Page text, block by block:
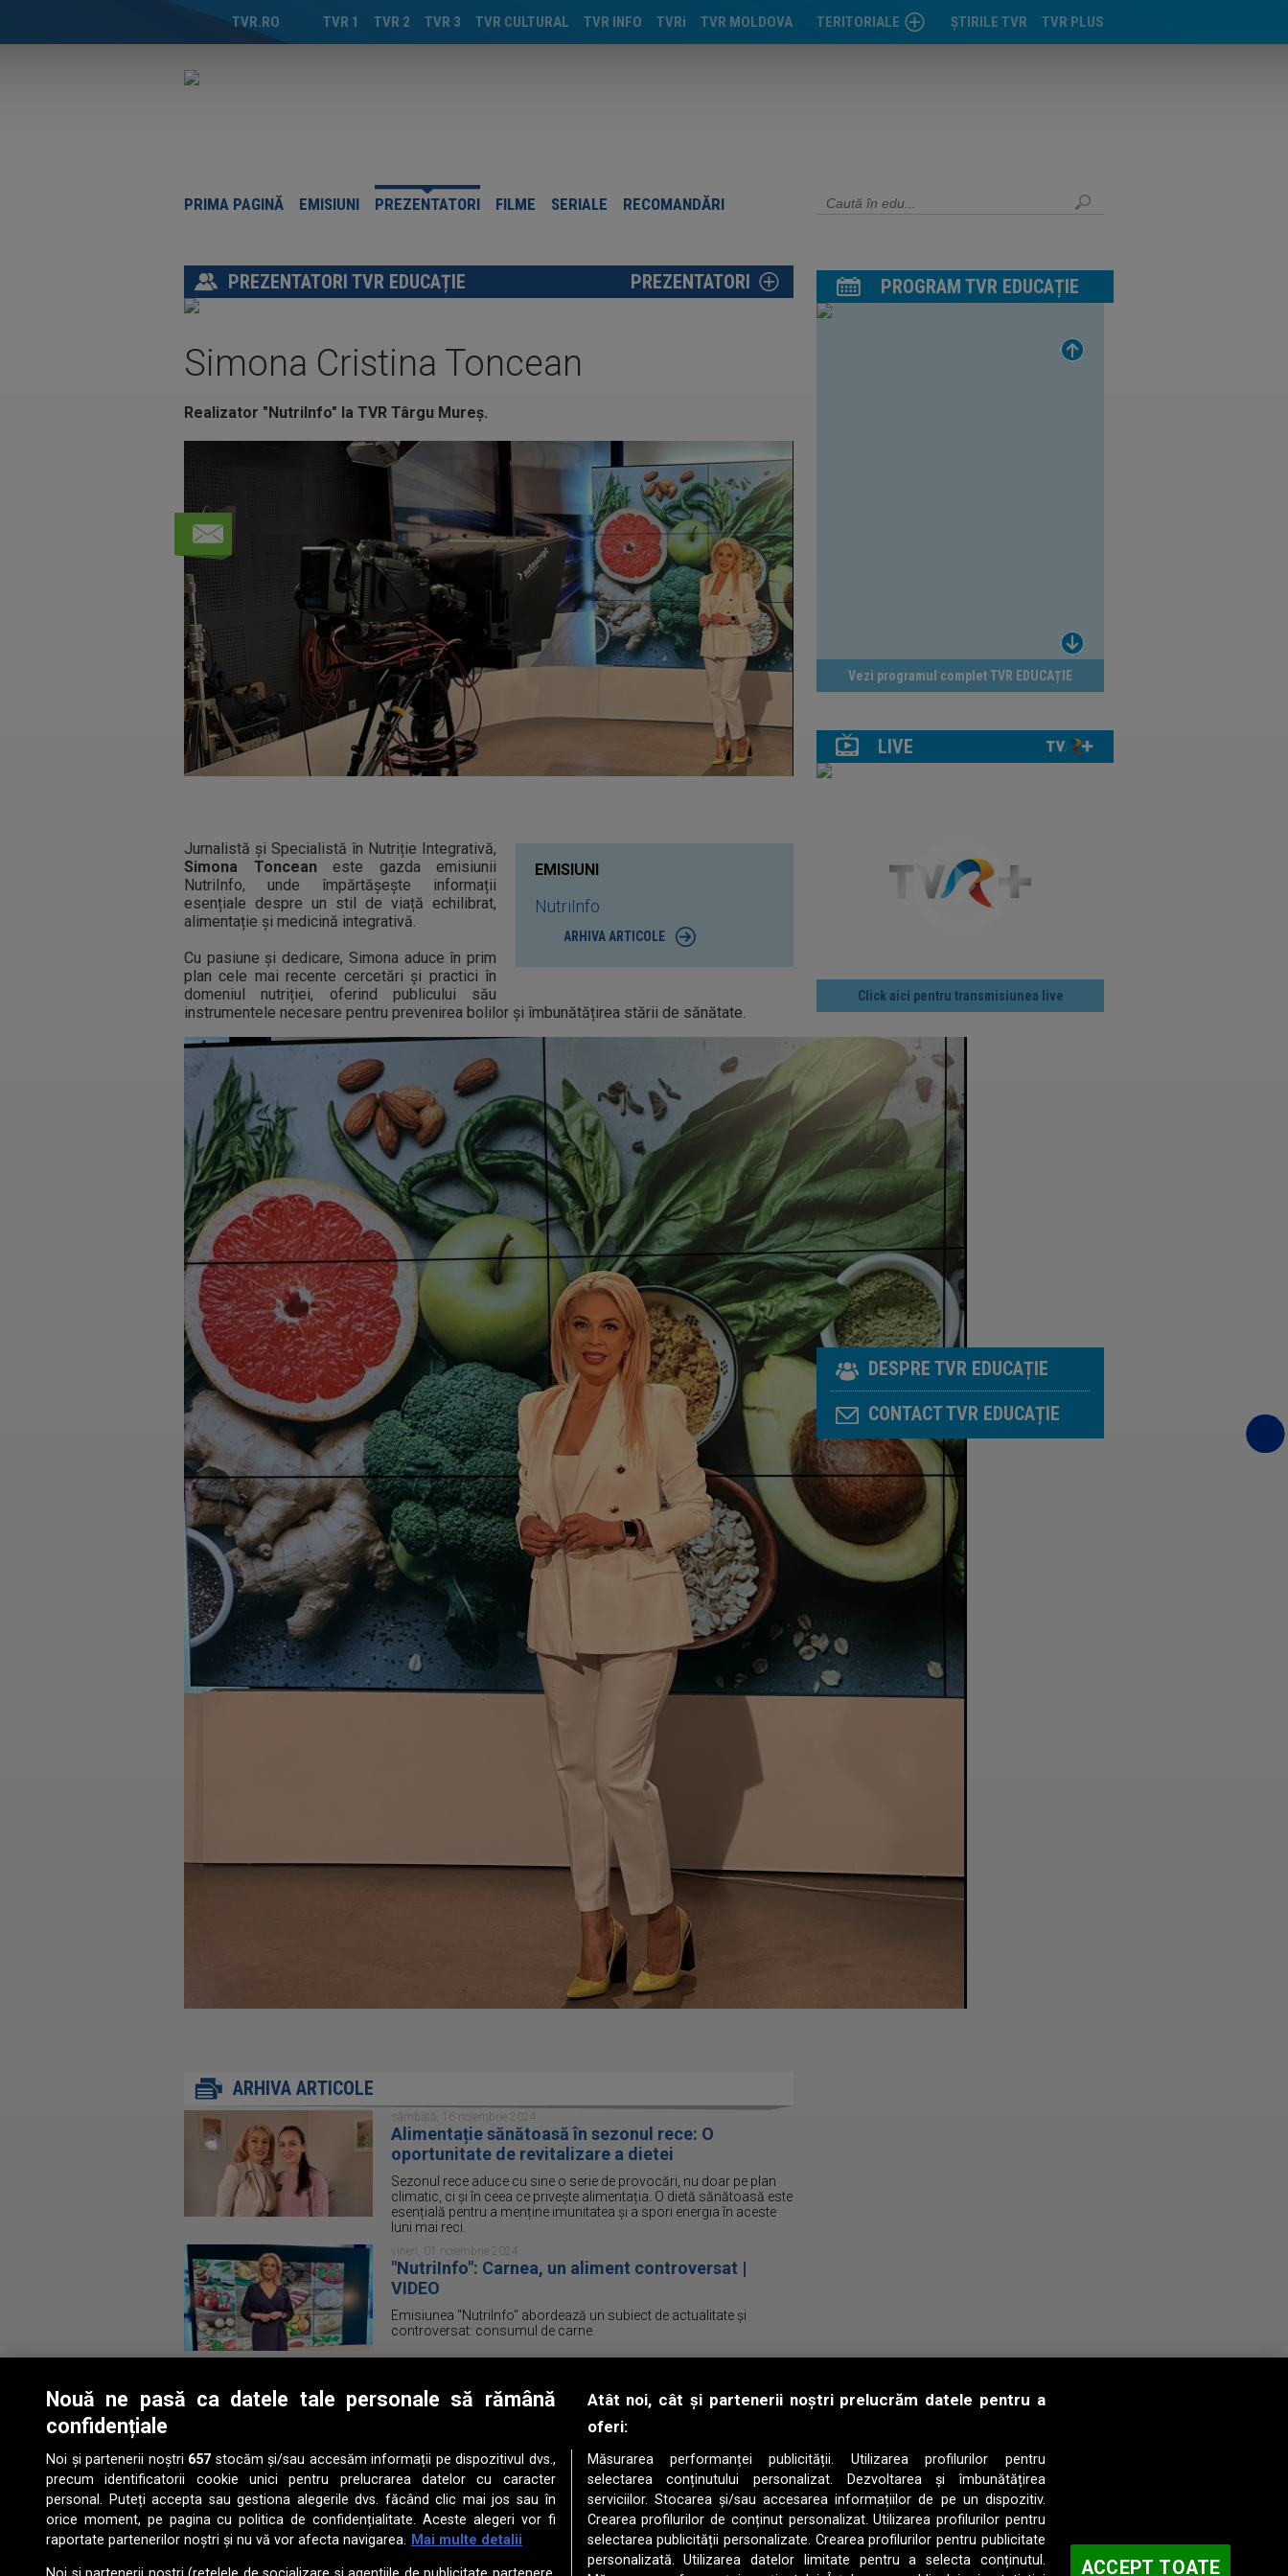
TVR PLUS
ŞTIRILE TVR
TERITORIALE
TÂRGU-MUREŞ
TVR MOLDOVA
TVRi
TVR INFO
TVR CULTURAL
TVR 3
TVR 2
TVR 1
TVR.RO
PRIMA PAGINĂ EMISIUNI PREZENTATORI FILME SERIALE RECOMANDĂRI
PREZENTATORI TVR EDUCAȚIE PREZENTATORI
Simona Cristina Toncean
Realizator "NutriInfo" la TVR Târgu Mureș.
EMISIUNI
NutriInfo
ARHIVA ARTICOLE
Jurnalistă și Specialistă în Nutriție Integrativă,
Simona Tonceaneste gazda emisiunii
NutriInfo, unde împărtășește informații
esențiale despre un stil de viață echilibrat,
alimentație și medicină integrativă.
Cu pasiune și dedicare, Simona aduce în prim
plan cele mai recente cercetări și practici în
domeniul nutriției, oferind publicului său
instrumentele necesare pentru prevenirea bolilor și îmbunătățirea stării de sănătate.
ARHIVA ARTICOLE
sâmbătă, 16 noiembrie 2024
Alimentație sănătoasă în sezonul rece: O
oportunitate de revitalizare a dietei
Sezonul rece aduce cu sine o serie de provocări, nu doar pe plan
climatic, ci și în ceea ce privește alimentația. O dietă sănătoasă este
esențială pentru a menține imunitatea și a spori energia în aceste
luni mai reci.
vineri, 01 noiembrie 2024
"NutriInfo": Carnea, un aliment controversat |
VIDEO
Emisiunea "NutriInfo" abordează un subiect de actualitate și
controversat: consumul de carne.
Vineri, 18 octombrie, de la ora 18:20, și sâmbătă, 19 octombrie, de
la ora 16:00, Simona Toncean va găzdui o ediție esențială a
unui subiect de maximă importanță: sănătatea creierului.
luni, 14 octombrie 2024
O cafea pe zi - sănătoasă pentru inimă | VIDEO
Cafeaua este o băutură populară pe scară largă, îndrăgită de
milioane de oameni din diferite colțuri ale lumii. Băutura, derivată
din boabele de cafea prăjite, are o istorie bogată și un impact
cultural semnificativ în diverse societăți.
PROGRAM TVR EDUCAȚIE
Vezi programul complet TVR EDUCAȚIE
LIVE
Click aici pentru transmisiunea live
DESPRE TVR EDUCAȚIE
CONTACT TVR EDUCAȚIE
TÂRGU-MUREŞ
Nouă ne pasă ca datele tale personale să rămână
confidențiale
Noi și partenerii noștri 657 stocăm și/sau accesăm informații pe dispozitivul dvs.,
precum identificatorii cookie unici pentru prelucrarea datelor cu caracter
personal. Puteți accepta sau gestiona alegerile dvs. făcând clic mai jos sau în
orice moment, pe pagina cu politica de confidențialitate. Aceste alegeri vor fi
raportate partenerilor noștri și nu vă vor afecta navigarea. Mai multe detalii
Atât noi, cât și partenerii noștri prelucrăm datele pentru a
oferi:
Măsurarea performanței publicității. Utilizarea profilurilor pentru
selectarea conținutului personalizat. Dezvoltarea și îmbunătățirea
serviciilor. Stocarea și/sau accesarea informațiilor de pe un dispozitiv.
Crearea profilurilor de conținut personalizat. Utilizarea profilurilor pentru
selectarea publicității personalizate. Crearea profilurilor pentru publicitate
personalizată. Utilizarea datelor limitate pentru a selecta conținutul.
ACCEPT TOATE